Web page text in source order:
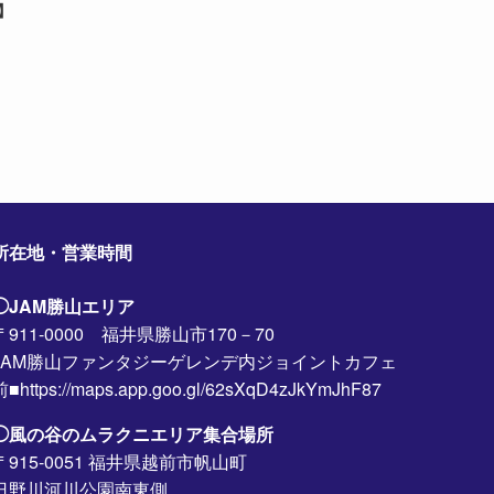
在地・営業時間
勝山エリア
911-0000 福井県勝山市170－70
勝山ファンタジーゲレンデ内ジョイントカフェ
■https://maps.app.goo.gl/62sXqD4zJkYmJhF87
の谷のムラクニエリア集合場所
915-0051 福井県越前市帆山町